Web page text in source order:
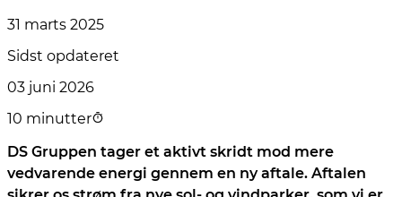
31 marts 2025
Sidst opdateret
03 juni 2026
10 minutter
DS Gruppen tager et aktivt skridt mod mere
vedvarende energi gennem en ny aftale. Aftalen